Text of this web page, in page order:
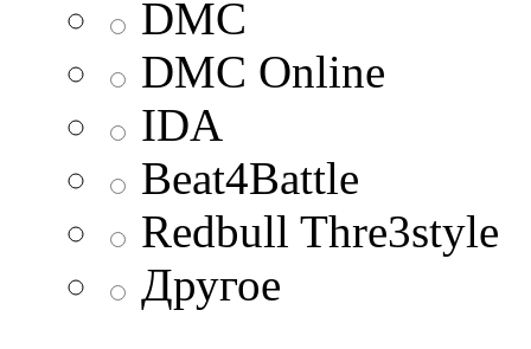
DMC
DMC Online
IDA
Beat4Battle
Redbull Thre3style
Другое